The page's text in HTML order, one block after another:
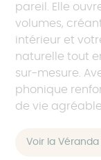
pareil. Elle
volumes,
intérieur et
naturelle tout
sur-mesure.
phonique
de vie
Voir la Véranda